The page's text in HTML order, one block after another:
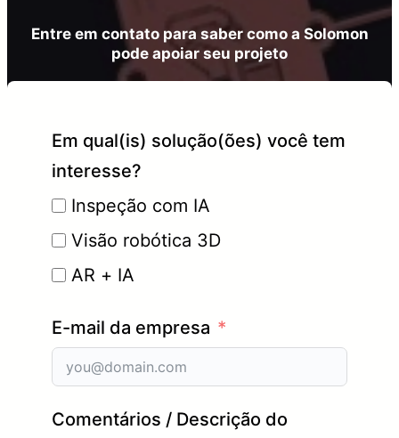
Entre em contato para saber como a Solomon
pode apoiar seu projeto
Em qual(is) solução(ões) você tem
interesse?
Inspeção com IA
Visão robótica 3D
AR + IA
E-mail da empresa
Comentários / Descrição do